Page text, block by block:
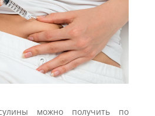
можно получить по